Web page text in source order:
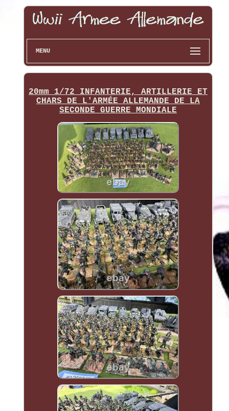
MENU
20mm 1/72 INFANTERIE, ARTILLERIE ET
CHARS DE L'ARMÉE ALLEMANDE DE LA
SECONDE GUERRE MONDIALE